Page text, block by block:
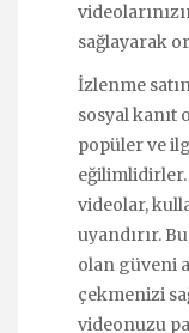
sağlayarak
İzlenme
sosyal kanıt
popüler ve
eğilimlidirler.
videolar,
uyandırır.
olan güveni
çekmenizi
videonuzu